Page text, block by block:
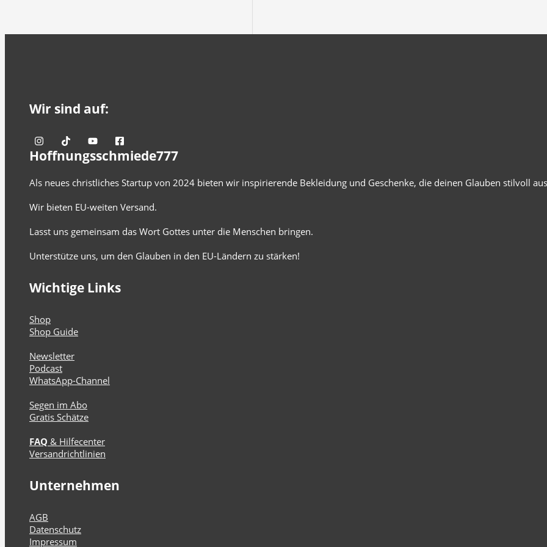
Wir sind auf:
Hoffnungsschmiede777
Als neues christliches Startup von 2024 bieten wir inspirierende Bekleidung und Geschenke, die deinen Glauben stilvoll
Wir bieten EU-weiten Versand.
Lasst uns gemeinsam das Wort Gottes unter die Menschen bringen.
Unterstütze uns, um den Glauben in den EU-Ländern zu stärken!
Wichtige Links
Shop
Shop Guide
Newsletter
Podcast
WhatsApp-Channel
Segen im Abo
Gratis Schätze
FAQ & Hilfecenter
Versandrichtlinien
Unternehmen
AGB
Datenschutz
Impressum